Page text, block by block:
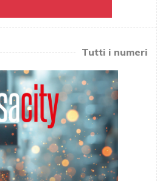
Tutti i numeri